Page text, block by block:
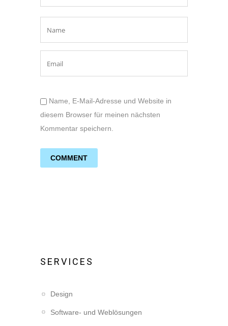
Name, E-Mail-Adresse und Website in
diesem Browser für meinen nächsten
Kommentar speichern.
SERVICES
Design
Software- und Weblösungen